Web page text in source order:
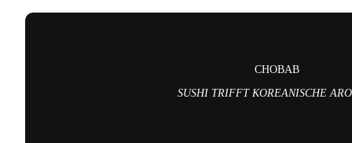
CHOBAB
SUSHI TRIFFT KOREANISCHE